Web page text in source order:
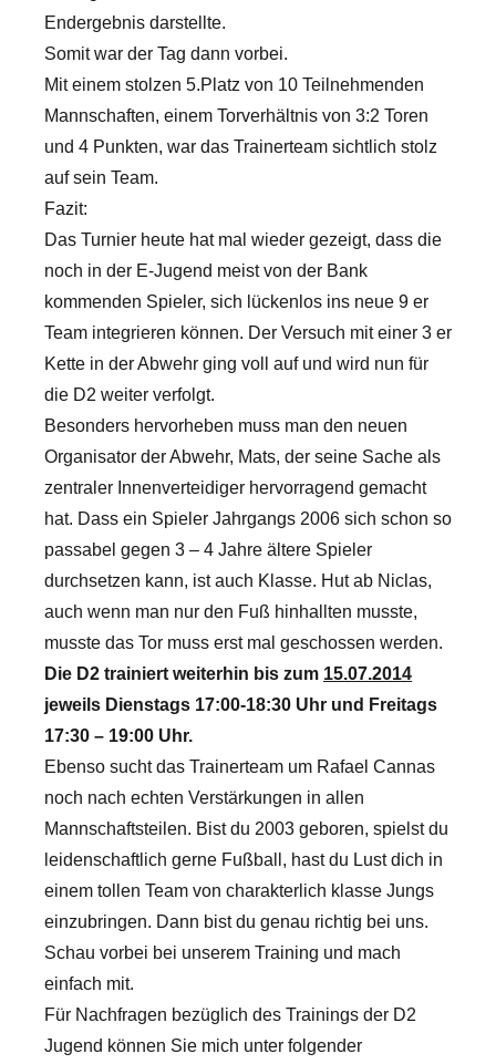
Endergebnis darstellte.
Somit war der Tag dann vorbei.
Mit einem stolzen 5.Platz von 10 Teilnehmenden
Mannschaften, einem Torverhältnis von 3:2 Toren
und 4 Punkten, war das Trainerteam sichtlich stolz
auf sein Team.
Fazit:
Das Turnier heute hat mal wieder gezeigt, dass die
noch in der E-Jugend meist von der Bank
kommenden Spieler, sich lückenlos ins neue 9 er
Team integrieren können. Der Versuch mit einer 3 er
Kette in der Abwehr ging voll auf und wird nun für
die D2 weiter verfolgt.
Besonders hervorheben muss man den neuen
Organisator der Abwehr, Mats, der seine Sache als
zentraler Innenverteidiger hervorragend gemacht
hat. Dass ein Spieler Jahrgangs 2006 sich schon so
passabel gegen 3 – 4 Jahre ältere Spieler
durchsetzen kann, ist auch Klasse. Hut ab Niclas,
auch wenn man nur den Fuß hinhallten musste,
musste das Tor muss erst mal geschossen werden.
Die D2 trainiert weiterhin bis zum 15.07.2014
jeweils Dienstags 17:00-18:30 Uhr und Freitags
17:30 – 19:00 Uhr.
Ebenso sucht das Trainerteam um Rafael Cannas
noch nach echten Verstärkungen in allen
Mannschaftsteilen. Bist du 2003 geboren, spielst du
leidenschaftlich gerne Fußball, hast du Lust dich in
einem tollen Team von charakterlich klasse Jungs
einzubringen. Dann bist du genau richtig bei uns.
Schau vorbei bei unserem Training und mach
einfach mit.
Für Nachfragen bezüglich des Trainings der D2
Jugend können Sie mich unter folgender